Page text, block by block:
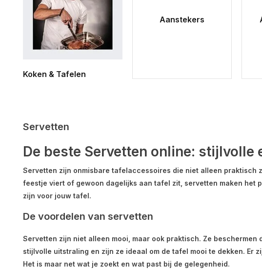
Koken & Tafelen
Aanstekers
Servetten
De beste Servetten online:
Servetten zijn onmisbare tafelaccessoires die niet alleen praktisch
feestje viert of gewoon dagelijks aan tafel zit, servetten maken het
zijn voor jouw tafel.
De voordelen van servetten
Servetten zijn niet alleen mooi, maar ook praktisch. Ze
stijlvolle uitstraling en zijn ze ideaal om de tafel mooi te dekken.
Het is maar net wat je zoekt en wat past bij de gelegenheid.